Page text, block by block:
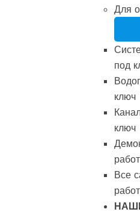
Для
под
ключ
ключ
Все